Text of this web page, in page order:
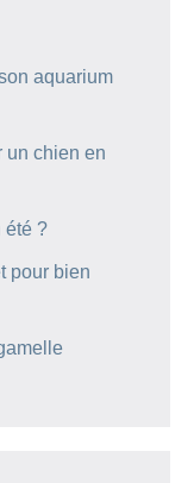
aquarium
un chien en
été ?
pour bien